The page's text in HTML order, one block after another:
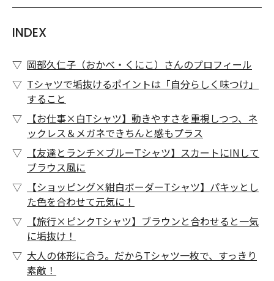
INDEX
岡部久仁子（おかべ・くにこ）さんのプロフィール
Tシャツで垢抜けるポイントは「自分らしく味つけ」
すること
【お仕事×白Tシャツ】動きやすさを重視しつつ、ネ
ックレス＆メガネできちんと感もプラス
【友達とランチ×ブルーTシャツ】スカートにINして
ブラウス風に
【ショッピング×紺白ボーダーTシャツ】パキッとし
た色を合わせて元気に！
【旅行×ピンクTシャツ】ブラウンと合わせると一気
に垢抜け！
大人の体形に合う。だからTシャツ一枚で、すっきり
素敵！